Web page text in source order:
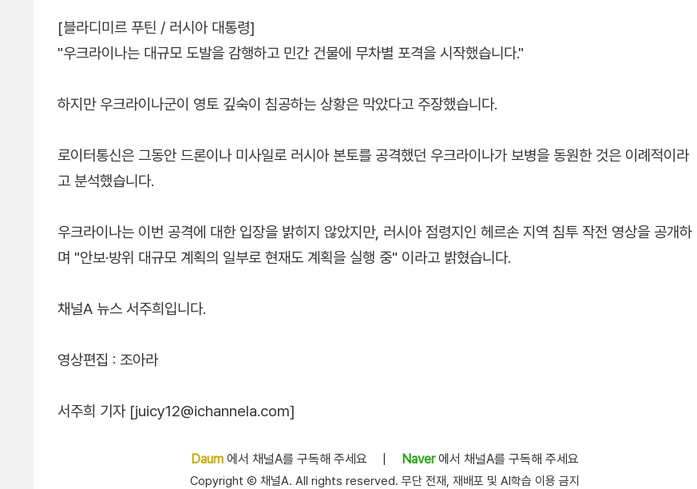
[블라디미르 푸틴 / 러시아 대통령]
"우크라이나는 대규모 도발을 감행하고 민간 건물에 무차별 포격을 시작했습니다."
하지만 우크라이나군이 영토 깊숙이 침공하는 상황은 막았다고 주장했습니다.
로이터통신은 그동안 드론이나 미사일로 러시아 본토를 공격했던 우크라이나가 보병을 동원한 것은 이례적이라
고 분석했습니다.
우크라이나는 이번 공격에 대한 입장을 밝히지 않았지만, 러시아 점령지인 헤르손 지역 침투 작전 영상을 공개하
며 "안보·방위 대규모 계획의 일부로 현재도 계획을 실행 중" 이라고 밝혔습니다.
채널A 뉴스 서주희입니다.
영상편집 : 조아라
서주희 기자 [juicy12@ichannela.com]
Daum 에서 채널A를 구독해 주세요 Naver에서 채널A를 구독해 주세요
Copyright Ⓒ 채널A. All rights reserved. 무단 전재, 재배포 및 AI학습 이용 금지